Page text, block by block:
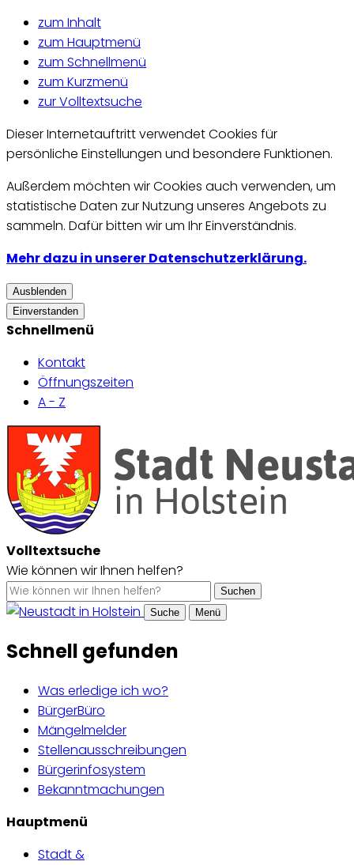
zum Inhalt
zum Hauptmenü
zum Schnellmenü
zum Kurzmenü
zur Volltextsuche
Dieser Internetauftritt verwendet Cookies für
persönliche Einstellungen und besondere Funktionen.
Außerdem möchten wir Cookies auch verwenden, um
statistische Daten zur Nutzung unseres Angebots zu
sammeln. Dafür bitten wir um Ihr Einverständnis.
Mehr dazu in unserer Datenschutzerklärung.
Ausblenden
Einverstanden
Schnellmenü
Kontakt
Öffnungszeiten
A - Z
Volltextsuche
Wie können wir Ihnen helfen?
Suchen
Suche
Menü
Schnell gefunden
Was erledige ich wo?
BürgerBüro
Mängelmelder
Stellenausschreibungen
Bürgerinfosystem
Bekanntmachungen
Hauptmenü
Stadt &